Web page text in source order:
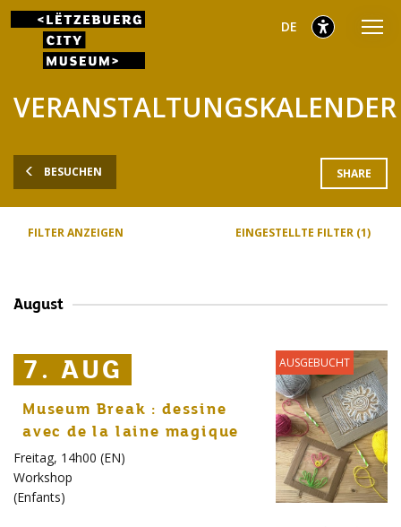
Zum
Hauptmenü
gehen
Zum
Inhalt
gehen
Zur
Fußzeile
gehen
ausgewählt
Deutsch
DE
BESUCHEN
VERANSTALTUNGSKALENDER
SHARE
FILTER ANZEIGEN EINGESTELLTE FILTER (1)
August
7. AUG
7. AUG
7. AUG AUSGEBUCHT
Museum Break : dessine
avec de la laine magique
Freitag, 14h00 (EN)
Workshop
(Enfants)